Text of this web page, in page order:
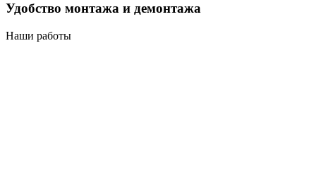
Удобство монтажа и демонтажа
Наши работы